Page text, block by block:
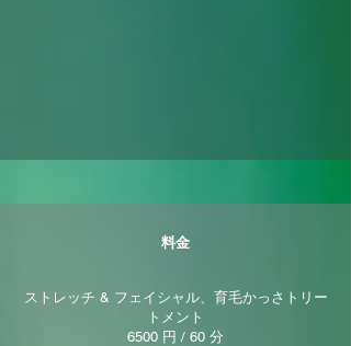
料金
ストレッチ & フェイシャル、育毛かっさトリー
トメント
6500 円 / 60 分